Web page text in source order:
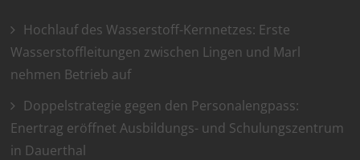
Hochlauf des Wasserstoff-Kernnetzes: Erste
Wasserstoffleitungen zwischen Lingen und Marl
nehmen Betrieb auf
Doppelstrategie gegen den Personalengpass:
Enertrag eröffnet Ausbildungs- und Schulungszentrum
in Dauerthal